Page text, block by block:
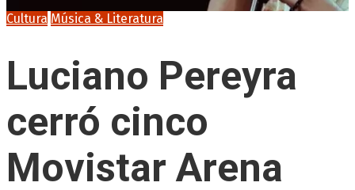
Cultura Música & Literatura
Luciano Pereyra
cerró cinco
Movistar Arena